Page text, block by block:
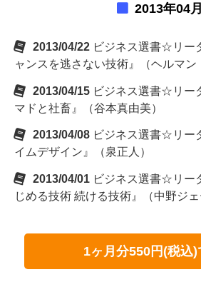
2013年04月
2013/04/22 ビジネス選書☆リ
ャンスを逃さない技術』（ヘルマン
2013/04/15 ビジネス選書☆リ
マドと社畜』（谷本真由美）
2013/04/08 ビジネス選書☆リ
イムデザイン』（泉正人）
2013/04/01 ビジネス選書☆リ
じめる技術 続ける技術』（中野ジェ
1ヶ月分550円(税込)